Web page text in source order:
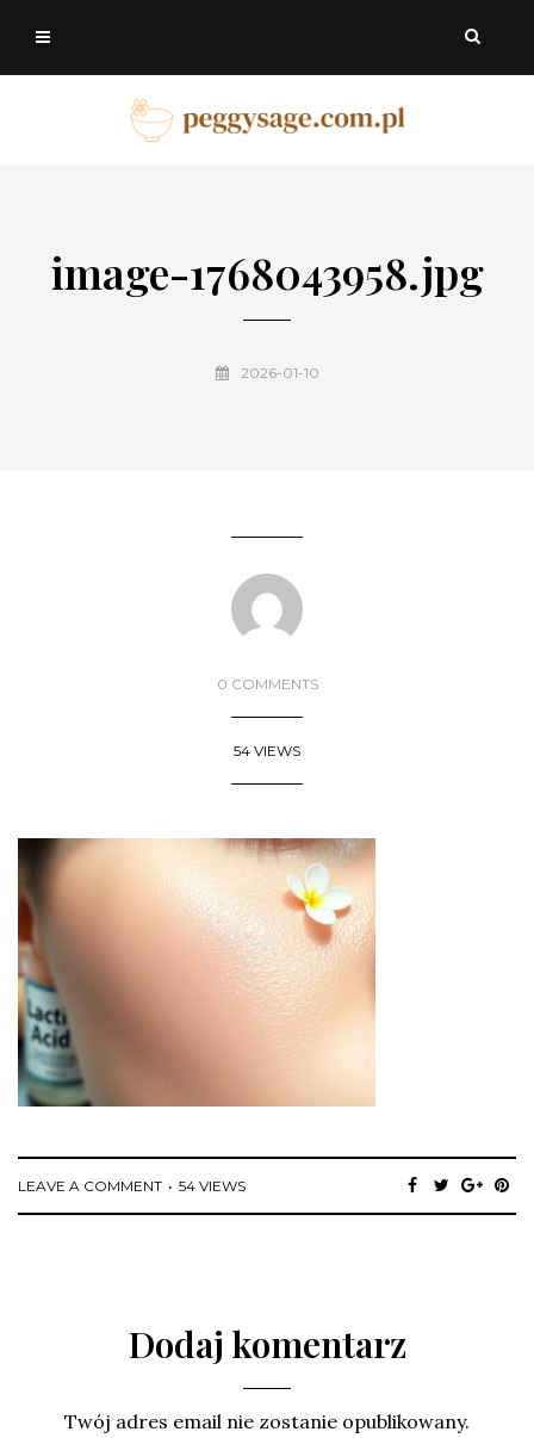
image-1768043958.jpg
2026-01-10
0 COMMENTS
54 VIEWS
LEAVE A COMMENT 54 VIEWS
Dodaj komentarz
Twój adres email nie zostanie opublikowany.